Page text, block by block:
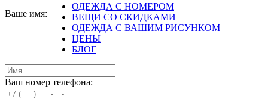
ОДЕЖДА С НОМЕРОМ
ВЕЩИ СО СКИДКАМИ
ОДЕЖДА С ВАШИМ РИСУНКОМ
ЦЕНЫ
БЛОГ
Ваше имя:
Ваш номер телефона: